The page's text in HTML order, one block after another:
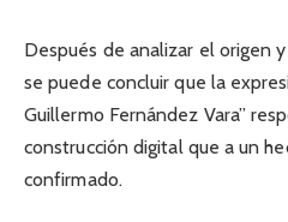
Después de analizar el origen
se puede concluir que la
Guillermo Fernández Vara”
construcción digital que a un
confirmado.